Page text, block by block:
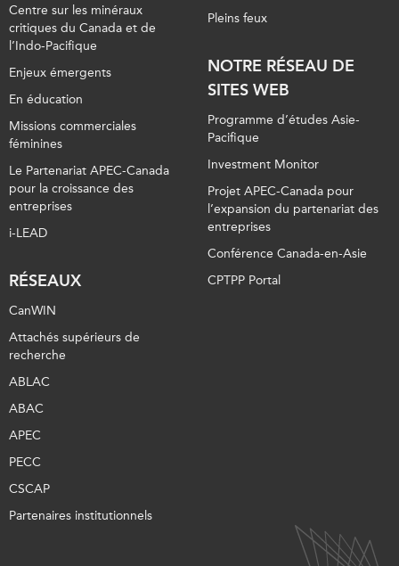
Centre sur les minéraux
critiques du Canada et de
l’Indo-Pacifique
Enjeux émergents
En éducation
Missions commerciales
féminines
Le Partenariat APEC-Canada
pour la croissance des
entreprises
i-LEAD
RÉSEAUX
CanWIN
Attachés supérieurs de
recherche
ABLAC
ABAC
APEC
PECC
CSCAP
Partenaires institutionnels
Pleins feux
NOTRE RÉSEAU DE
SITES WEB
Programme d’études Asie-
Pacifique
Investment Monitor
Projet APEC-Canada pour
l’expansion du partenariat des
entreprises
Conférence Canada-en-Asie
CPTPP Portal